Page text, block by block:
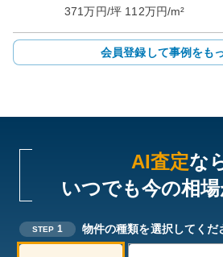
371万円/坪 112万円/m²
会員登録して事例をも
AI査定な
いつでも今の相
STEP 1 物件の種類を選択してくだ